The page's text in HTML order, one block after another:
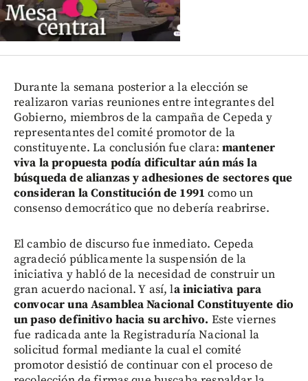
Durante la semana posterior a la elección se
realizaron varias reuniones entre integrantes del
Gobierno, miembros de la campaña de Cepeda y
representantes del comité promotor de la
constituyente. La conclusión fue clara: mantener
viva la propuesta podía dificultar aún más la
búsqueda de alianzas y adhesiones de sectores que
consideran la Constitución de 1991como un
consenso democrático que no debería reabrirse.
El cambio de discurso fue inmediato. Cepeda
agradeció públicamente la suspensión de la
iniciativa y habló de la necesidad de construir un
gran acuerdo nacional. Y así, la iniciativa para
convocar una Asamblea Nacional Constituyente dio
un paso definitivo hacia su archivo. Este viernes
fue radicada ante la Registraduría Nacional la
solicitud formal mediante la cual el comité
promotor desistió de continuar con el proceso de